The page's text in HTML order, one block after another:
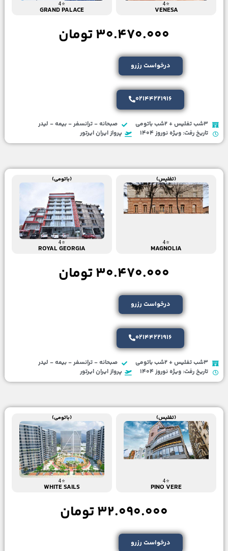
⭐4
VENESA
⭐4
GRAND PALACE
30.470.000 تومان
درخواست رزرو
02144221916
3شب تفلیس + 2شب باتومی
صبحانه - ترانسفر - بیمه - لیدر
تاریخ رفت: ویژه نوروز 1404
پرواز ایران ایرتور
(تفلیس)
⭐4
MAGNOLIA
(باتومی)
⭐4
ROYAL GEORGIA
30.470.000 تومان
درخواست رزرو
02144221916
3شب تفلیس + 2شب باتومی
صبحانه - ترانسفر - بیمه - لیدر
تاریخ رفت: ویژه نوروز 1404
پرواز ایران ایرتور
(تفلیس)
⭐4
PINO VERE
(باتومی)
⭐4
WHITE SAILS
32.090.000 تومان
درخواست رزرو